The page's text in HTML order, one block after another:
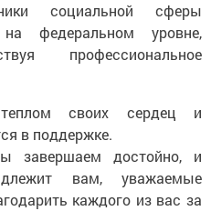
социальной сферы
федеральном уровне,
профессиональное
своих сердец и
в поддержке.
завершаем достойно, и
вам, уважаемые
каждого из вас за